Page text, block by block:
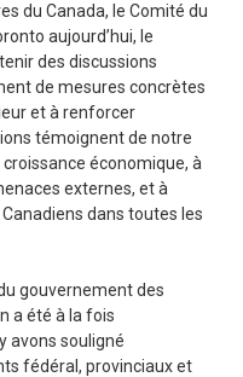
du Canada, le Comité du
aujourd’hui, le
des discussions
de mesures concrètes
et à renforcer
témoignent de notre
économique, à
externes, et à
dans toutes les
gouvernement des
a été à la fois
avons souligné
fédéral, provinciaux et